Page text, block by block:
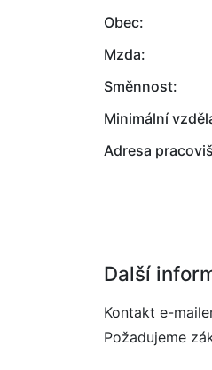
Obec:
Mzda:
Směnnost:
Minimální
Adresa
Další
Kontakt e-
Požadujeme